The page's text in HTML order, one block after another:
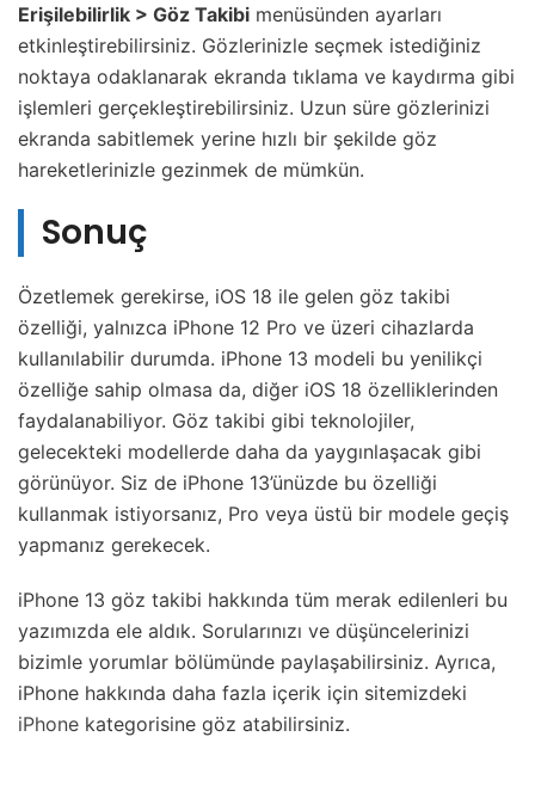
Erişilebilirlik > Göz Takibi menüsünden ayarları
etkinleştirebilirsiniz. Gözlerinizle seçmek istediğiniz
noktaya odaklanarak ekranda tıklama ve kaydırma gibi
işlemleri gerçekleştirebilirsiniz. Uzun süre gözlerinizi
ekranda sabitlemek yerine hızlı bir şekilde göz
hareketlerinizle gezinmek de mümkün.
Sonuç
Özetlemek gerekirse, iOS 18 ile gelen göz takibi
özelliği, yalnızca iPhone 12 Pro ve üzeri cihazlarda
kullanılabilir durumda. iPhone 13 modeli bu yenilikçi
özelliğe sahip olmasa da, diğer iOS 18 özelliklerinden
faydalanabiliyor. Göz takibi gibi teknolojiler,
gelecekteki modellerde daha da yaygınlaşacak gibi
görünüyor. Siz de iPhone 13’ünüzde bu özelliği
kullanmak istiyorsanız, Pro veya üstü bir modele geçiş
yapmanız gerekecek.
iPhone 13 göz takibi hakkında tüm merak edilenleri bu
yazımızda ele aldık. Sorularınızı ve düşüncelerinizi
bizimle yorumlar bölümünde paylaşabilirsiniz. Ayrıca,
iPhone hakkında daha fazla içerik için sitemizdeki
iPhone kategorisine göz atabilirsiniz.